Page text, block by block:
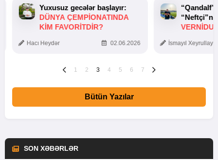
Yuxusuz gecələr başlayır:
DÜNYA ÇEMPIONATINDA
KIM FAVORITDIR?
Hacı Heydər 02.06.2026 İsmayıl
1 2 3 4 5 6 7
Bütün Yazılar
SON XƏBƏRLƏR